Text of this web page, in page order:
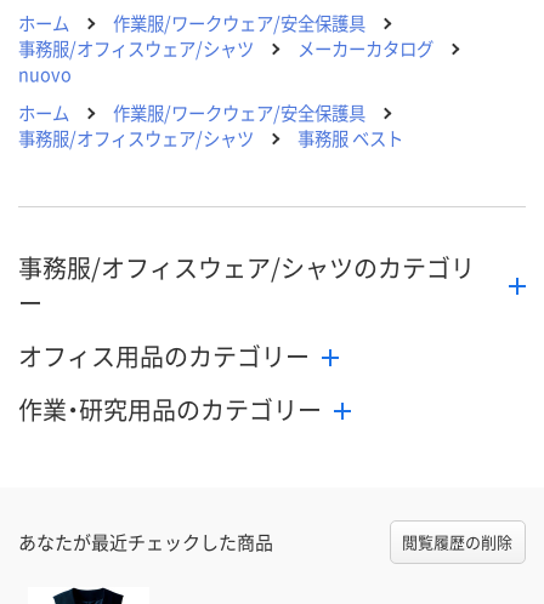
ホーム
作業服/ワークウェア/安全保護具
事務服/オフィスウェア/シャツ
メーカーカタログ
nuovo
ホーム
作業服/ワークウェア/安全保護具
事務服/オフィスウェア/シャツ
事務服 ベスト
事務服/オフィスウェア/シャツのカテゴリ
ー
オフィス用品のカテゴリー
作業・研究用品のカテゴリー
あなたが最近チェックした商品 閲覧履歴の削除